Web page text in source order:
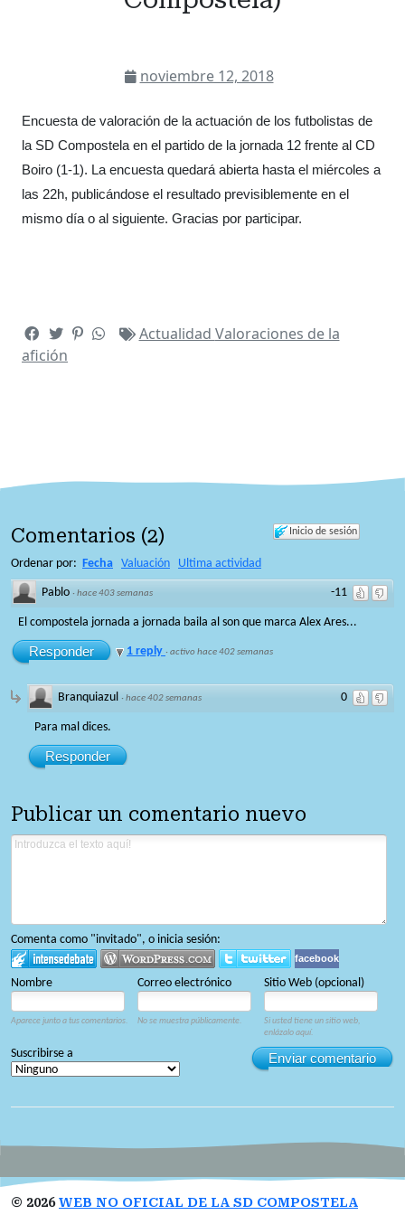
noviembre 12, 2018
Encuesta de valoración de la actuación de los futbolistas de
la SD Compostela en el partido de la jornada 12 frente al CD
Boiro (1-1). La encuesta quedará abierta hasta el miércoles a
las 22h, publicándose el resultado previsiblemente en el
mismo día o al siguiente. Gracias por participar.
Actualidad Valoraciones de la
afición
Inicio de sesión
Comentarios (2)
Ordenar por: Fecha Valuación Ultima actividad
-11
Pablo ·hace 403 semanas
El compostela jornada a jornada baila al son que marca Alex Ares...
Responder 1 reply ·activo hace 402 semanas
0
Branquiazul ·hace 402 semanas
Para mal dices.
Responder
Publicar un comentario nuevo
Comenta como "invitado", o inicia sesión:
facebook
Nombre Correo electrónico Sitio Web (opcional)
Aparece junto a tus comentarios. No se muestra públicamente.
Si usted tiene un sitio web,
enlázalo aquí.
Enviar comentario
Suscribirse a
© 2026 WEB NO OFICIAL DE LA SD COMPOSTELA